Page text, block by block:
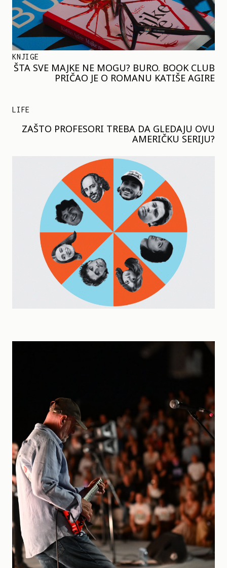
KNJIGE
ŠTA SVE MAJKE NE MOGU? BURO. BOOK CLUB
PRIČAO JE O ROMANU KATIŠE AGIRE
LIFE
ZAŠTO PROFESORI TREBA DA GLEDAJU OVU
AMERIČKU SERIJU?